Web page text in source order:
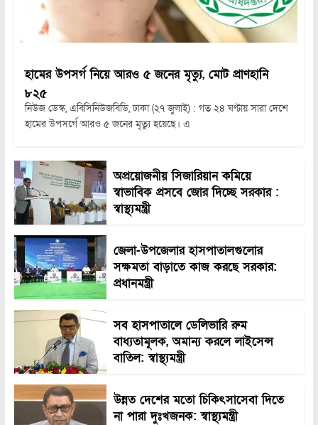
হামের উপসর্গ নিয়ে আরও ৫ জনের মৃত্যু, মোট প্রাণহানি
৮২৫
নিউজ ডেস্ক, এবিসিনিউজবিডি, ঢাকা (২৭ জুলাই) : গত ২৪ ঘণ্টায় সারা দেশে
হামের উপসর্গে আরও ৫ জনের মৃত্যু হয়েছে। এ
অপ্রয়োজনীয় সিজারিয়ান কমিয়ে
স্বাভাবিক প্রসবে জোর দিচ্ছে সরকার :
স্বাস্থ্যমন্ত্রী
জেলা-উপজেলার হাসপাতালগুলোর
সক্ষমতা বাড়াতে কাজ করছে সরকার:
প্রধানমন্ত্রী
সব হাসপাতালে ডেলিভারি রুম
বাধ্যতামূলক, অমান্য করলে লাইসেন্স
বাতিল: স্বাস্থ্যমন্ত্রী
উন্নত দেশের মতো চিকিৎসাসেবা দিতে
না পারা দুঃখজনক: স্বাস্থ্যমন্ত্রী